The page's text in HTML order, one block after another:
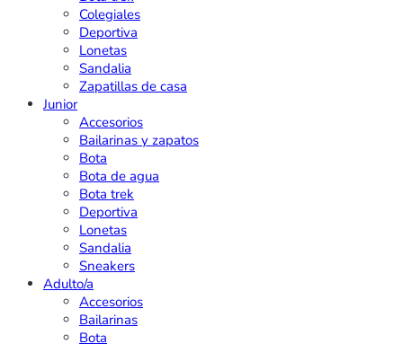
Colegiales
Deportiva
Lonetas
Sandalia
Zapatillas de casa
Junior
Accesorios
Bailarinas y zapatos
Bota
Bota de agua
Bota trek
Deportiva
Lonetas
Sandalia
Sneakers
Adulto/a
Accesorios
Bailarinas
Bota